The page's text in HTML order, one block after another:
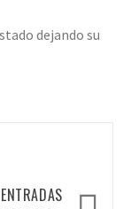
dejando su
ENTRADAS